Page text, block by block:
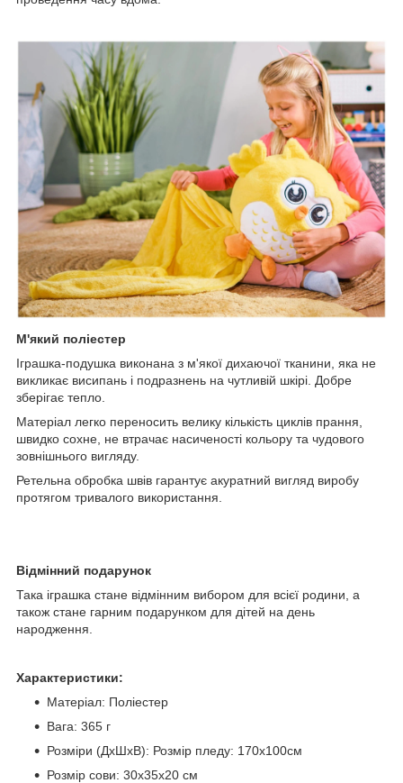
М'який поліестер
Іграшка-подушка виконана з м'якої дихаючої тканини, яка не
викликає висипань і подразнень на чутливій шкірі. Добре
зберігає тепло.
Матеріал легко переносить велику кількість циклів прання,
швидко сохне, не втрачає насиченості кольору та чудового
зовнішнього вигляду.
Ретельна обробка швів гарантує акуратний вигляд виробу
протягом тривалого використання.
Відмінний подарунок
Така іграшка стане відмінним вибором для всієї родини, а
також стане гарним подарунком для дітей на день
народження.
Характеристики:
Матеріал: Поліестер
Вага: 365 г
Розміри (ДхШхВ): Розмір пледу: 170х100см
Розмір сови: 30х35х20 см